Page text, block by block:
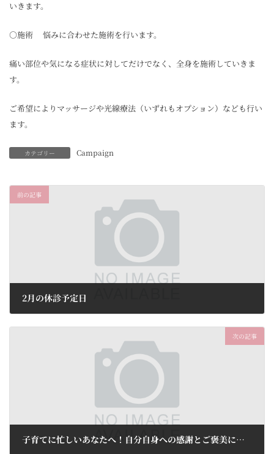
いきます。
○施術 悩みに合わせた施術を行います。
痛い部位や気になる症状に対してだけでなく、全身を施術していきま
す。
ご希望によりマッサージや光線療法（いずれもオプション）なども行い
ます。
カテゴリー Campaign
前の記事
2月の休診予定日
次の記事
子育てに忙しいあなたへ！自分自身への感謝とご褒美に、美容鍼灸はいかがでしょうか！美容鍼トライアル5,980円(税込)0代の貴女！美容鍼灸はいかがでしょう！初回限定65%OFF 5,980円(税込)